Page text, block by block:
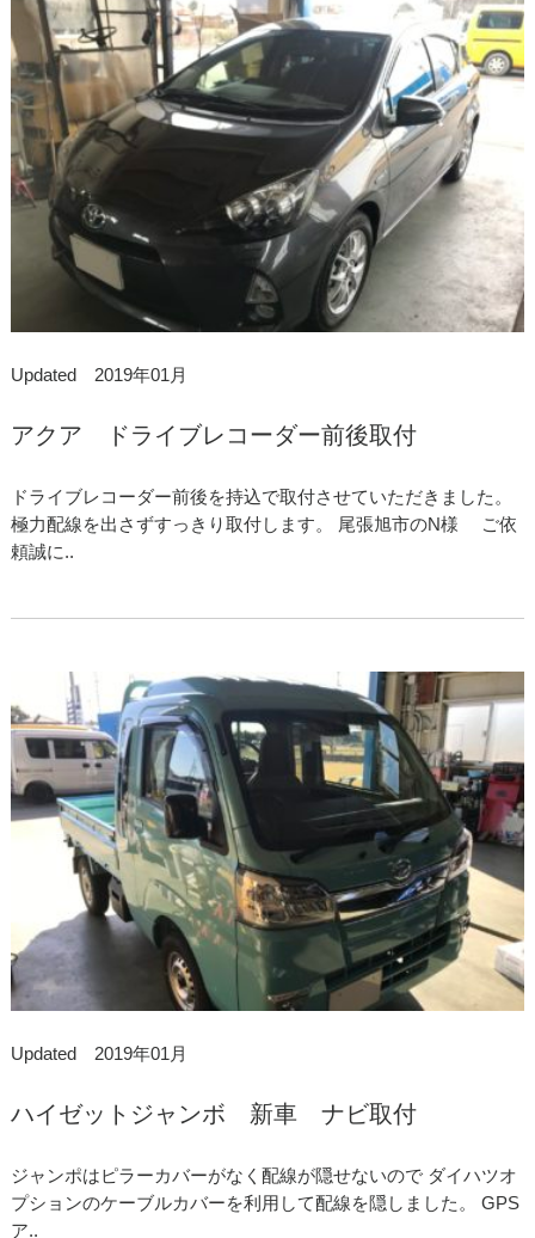
Updated 2019年01月
アクア ドライブレコーダー前後取付
ドライブレコーダー前後を持込で取付させていただきました。
極力配線を出さずすっきり取付します。 尾張旭市のN様 ご依
頼誠に..
Updated 2019年01月
ハイゼットジャンボ 新車 ナビ取付
ジャンポはピラーカバーがなく配線が隠せないので ダイハツオ
プションのケーブルカバーを利用して配線を隠しました。 GPS
ア..